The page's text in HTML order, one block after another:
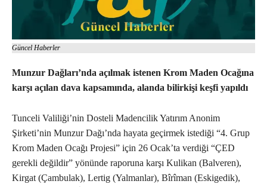
Güncel Haberler
Munzur Dağları’nda açılmak istenen Krom Maden Ocağına
karşı açılan dava kapsamında, alanda bilirkişi keşfi yapıldı
Tunceli Valiliği’nin Dosteli Madencilik Yatırım Anonim
Şirketi’nin Munzur Dağı’nda hayata geçirmek istediği “4. Grup
Krom Maden Ocağı Projesi” için 26 Ocak’ta verdiği “ÇED
gerekli değildir” yönünde raporuna karşı Kulikan (Balveren),
Kirgat (Çambulak), Lertig (Yalmanlar), Bîrîman (Eskigedik),